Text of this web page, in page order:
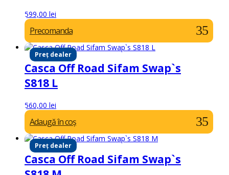
599,00 lei
Precomanda
Preț dealer
Casca Off Road Sifam Swap`s
S818 L
560,00 lei
Adaugă în coș
Preț dealer
Casca Off Road Sifam Swap`s